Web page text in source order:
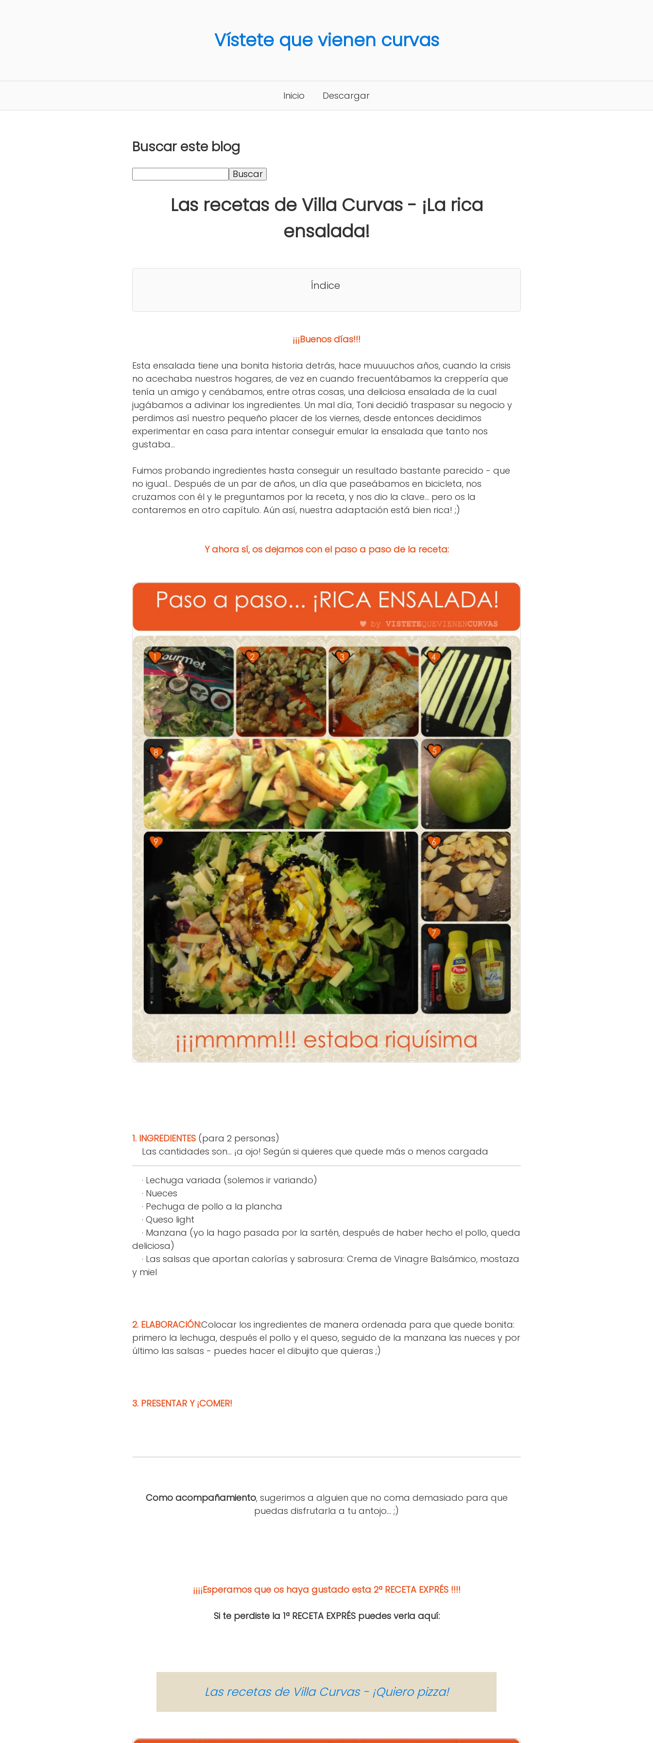
Vístete que vienen curvas
Inicio Descargar
Buscar este blog
Las recetas de Villa Curvas - ¡La rica
ensalada!
Índice
¡¡¡Buenos días!!!
Esta ensalada tiene una bonita historia detrás, hace muuuuchos años, cuando la crisis
no acechaba nuestros hogares, de vez en cuando frecuentábamos la creppería que
tenía un amigo y cenábamos, entre otras cosas, una deliciosa ensalada de la cual
jugábamos a adivinar los ingredientes. Un mal día, Toni decidió traspasar su negocio y
perdimos así nuestro pequeño placer de los viernes, desde entonces decidimos
experimentar en casa para intentar conseguir emular la ensalada que tanto nos
gustaba...
Fuimos probando ingredientes hasta conseguir un resultado bastante parecido - que
no igual... Después de un par de años, un día que paseábamos en bicicleta, nos
cruzamos con él y le preguntamos por la receta, y nos dio la clave... pero os la
contaremos en otro capítulo. Aún así, nuestra adaptación está bien rica! ;)
Y ahora sí, os dejamos con el paso a paso de la receta:
1. INGREDIENTES (para 2 personas)
Las cantidades son... ¡a ojo! Según si quieres que quede más o menos cargada
· Lechuga variada (solemos ir variando)
· Nueces
· Pechuga de pollo a la plancha
· Queso light
· Manzana (yo la hago pasada por la sartén, después de haber hecho el pollo, queda
deliciosa)
· Las salsas que aportan calorías y sabrosura: Crema de Vinagre Balsámico, mostaza
y miel
2. ELABORACIÓN:Colocar los ingredientes de manera ordenada para que quede bonita:
primero la lechuga, después el pollo y el queso, seguido de la manzana las nueces y por
último las salsas - puedes hacer el dibujito que quieras ;)
3. PRESENTAR Y ¡COMER!
Como acompañamiento, sugerimos a alguien que no coma demasiado para que
puedas disfrutarla a tu antojo... ;)
¡¡¡¡Esperamos que os haya gustado esta 2ª RECETA EXPRÉS !!!!
Si te perdiste la 1ª RECETA EXPRÉS puedes verla aquí:
Las recetas de Villa Curvas - ¡Quiero pizza!